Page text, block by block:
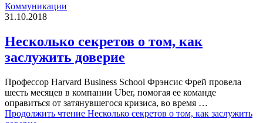
Коммуникации
31.10.2018
Несколько секретов о том, как
заслужить доверие
Профессор Harvard Business School Фрэнсис Фрей провела
шесть месяцев в компании Uber, помогая ее команде
оправиться от затянувшегося кризиса, во время …
Продолжить чтение Несколько секретов о том, как заслужить